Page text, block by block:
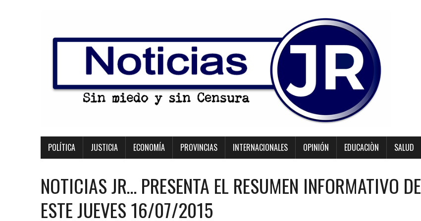
POLÍTICA JUSTICIA ECONOMÍA PROVINCIAS INTERNACIONALES OPINIÓN EDUCACIÒN SALUD
NOTICIAS JR… PRESENTA EL RESUMEN INFORMATIVO DE
ESTE JUEVES 16/07/2015